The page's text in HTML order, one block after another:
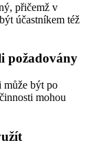
přičemž v
účastníkem též
požadovány
může být po
mohou